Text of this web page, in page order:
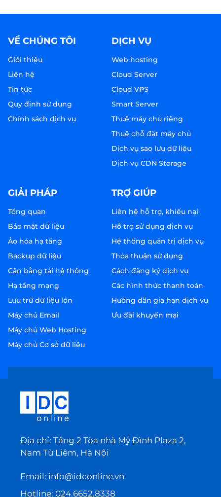
VỀ CHÚNG TÔI
Giới thiệu
Liên hệ
Tin tức
Quy định sử dụng
Chính sách dịch vụ
DỊCH VỤ
Web hosting
Cloud Server
Cloud VPS
Smart Server
Thuê máy chủ riêng
Thuê chỗ đặt máy chủ
Dịch vụ sao lưu dữ liệu
Dịch vụ CDN Storage
GIẢI PHÁP
Tổng quan
Bảo mật dữ liệu
Ảo hóa hạ tầng
Backup dữ liệu
Cân bằng tải hệ thống
Hạ tầng mạng
Lưu trữ dữ liệu lớn
Máy chủ Email
Máy chủ Web Hosting
Máy chủ Cơ sở dữ liệu
TRỢ GIÚP
Liên hệ hỗ trợ, khiếu nại
Hỗ trợ sử dụng dịch vụ
Hệ thống quản trị dịch vụ
Thỏa thuận sử dụng
Cách đăng ký dịch vụ
Các hình thức thanh toán
Hướng dẫn gia hạn dịch vụ
Ưu đãi khuyến mại
Địa chỉ: Tầng 2 Tòa nhà Mỹ Đình Plaza 2,
Nam Từ Liêm, Hà Nội
Email: info@idconline.vn
Hotline: 024.6652.8338